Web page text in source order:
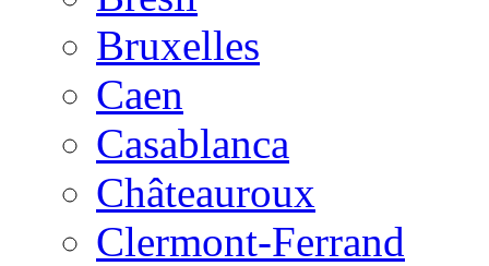
Bruxelles
Caen
Casablanca
Châteauroux
Clermont-Ferrand